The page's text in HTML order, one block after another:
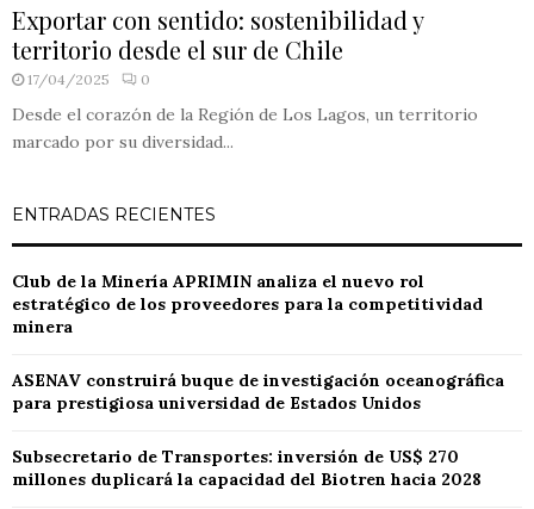
Exportar con sentido: sostenibilidad y
territorio desde el sur de Chile
17/04/2025 0
Desde el corazón de la Región de Los Lagos, un territorio
marcado por su diversidad...
ENTRADAS RECIENTES
Club de la Minería APRIMIN analiza el nuevo rol
estratégico de los proveedores para la competitividad
minera
ASENAV construirá buque de investigación oceanográfica
para prestigiosa universidad de Estados Unidos
Subsecretario de Transportes: inversión de US$ 270
millones duplicará la capacidad del Biotren hacia 2028